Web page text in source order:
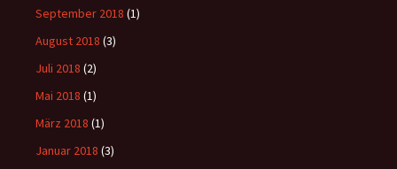
September 2018 (1)
August 2018 (3)
Juli 2018 (2)
Mai 2018 (1)
März 2018 (1)
Januar 2018 (3)